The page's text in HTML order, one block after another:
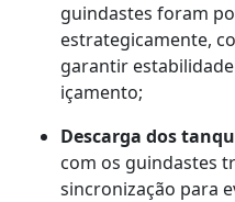
guindastes foram
estrategicamente,
garantir
içamento;
Descarga dos
com os guindastes
sincronização para